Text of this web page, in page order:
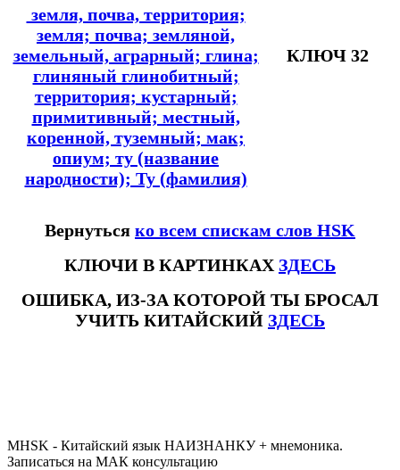
земля, почва, территория;
земля; почва; земляной,
земельный, аграрный; глина;
глиняный глинобитный;
территория; кустарный;
примитивный; местный,
коренной, туземный; мак;
опиум; ту (название
народности); Ту (фамилия)
КЛЮЧ 32
Вернуться ко всем спискам слов HSK
КЛЮЧИ В КАРТИНКАХ ЗДЕСЬ
ОШИБКА, ИЗ-ЗА КОТОРОЙ ТЫ БРОСАЛ
УЧИТЬ КИТАЙСКИЙ ЗДЕСЬ
MHSK - Китайский язык НАИЗНАНКУ + мнемоника.
Записаться на МАК консультацию